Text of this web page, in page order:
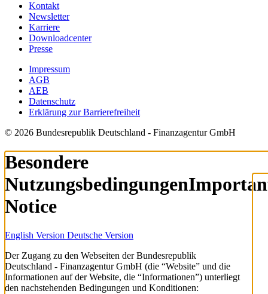
Kontakt
Newsletter
Karriere
Downloadcenter
Presse
Impressum
AGB
AEB
Datenschutz
Erklärung zur Barrierefreiheit
© 2026 Bundesrepublik Deutschland - Finanzagentur GmbH
Besondere
Nutzungsbedingungen
Notice
English Version Deutsche Version
Der Zugang zu den Webseiten der Bundesrepublik
Deutschland - Finanzagentur GmbH (die “Website” und die
Informationen auf der Website, die “Informationen”) unterliegt
den nachstehenden Bedingungen und Konditionen: